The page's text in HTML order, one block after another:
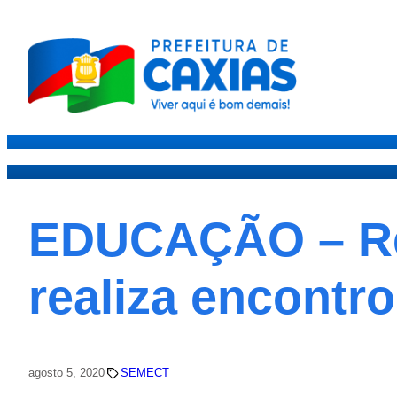
EDUCAÇÃO –
realiza
agosto 5, 2020 SEMECT